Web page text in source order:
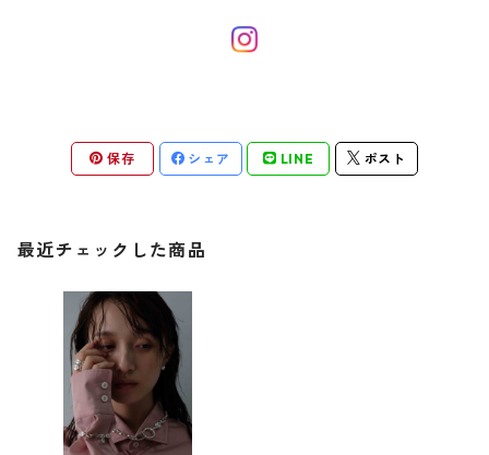
保存 シェア LINE ポスト
最近チェックした商品